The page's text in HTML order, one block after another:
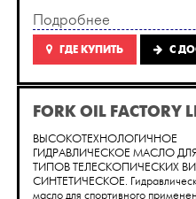
Подробнее
ГДЕ КУПИТЬ C
FORK OIL FACTORY
ВЫСОКОТЕХНОЛОГИЧНОЕ
ГИДРАВЛИЧЕСКОЕ МАСЛО
ТИПОВ ТЕЛЕСКОПИЧЕСКИХ
СИНТЕТИЧЕСКОЕ.
масло для спортивного